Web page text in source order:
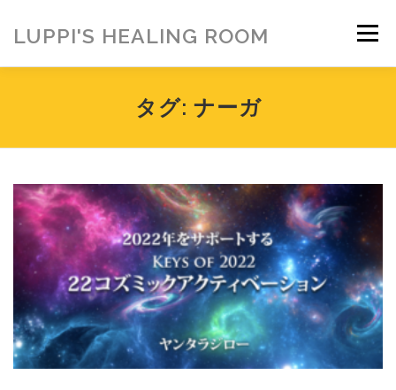
ッ
LUPPI'S HEALING ROOM メニュー
MENU お客様の声
アメブロ お問い合わせ ご寄付のお願い
タグ: ナーガ